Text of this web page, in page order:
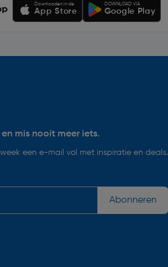
Downloaden in de
App Store
DOWNLOAD VIA
Google Play
mis nooit meer iets.
een e-mail vol met inspiratie en deals.
Abonneren